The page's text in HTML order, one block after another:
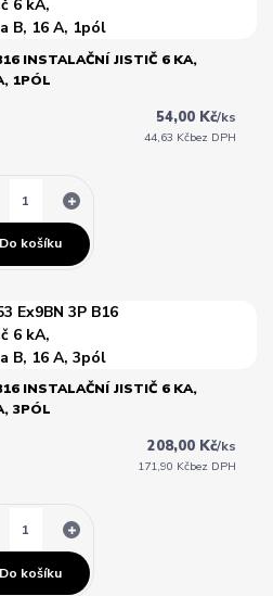
INSTALAČNÍ JISTIČ 6 KA,
1PÓL
54,00 Kč/ks
44,63 Kčbez DPH
Do košíku
INSTALAČNÍ JISTIČ 6 KA,
3PÓL
208,00 Kč/ks
171,90 Kčbez DPH
Do košíku